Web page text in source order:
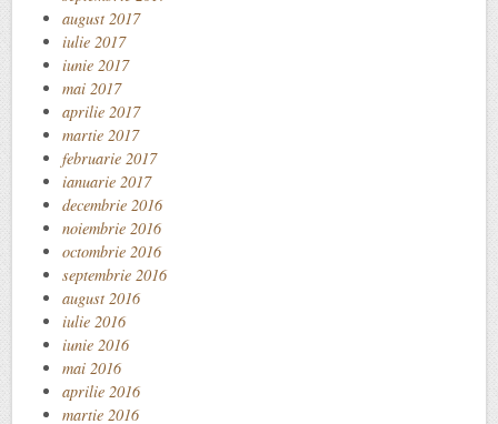
august 2017
iulie 2017
iunie 2017
mai 2017
aprilie 2017
martie 2017
februarie 2017
ianuarie 2017
decembrie 2016
noiembrie 2016
octombrie 2016
septembrie 2016
august 2016
iulie 2016
iunie 2016
mai 2016
aprilie 2016
martie 2016